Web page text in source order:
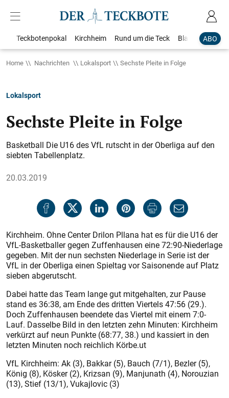
ABO
Teckbotenpokal Kirchheim Rund um die Teck Blaulicht
Home Nachrichten Lokalsport Sechste Pleite in Folge
Lokalsport
Sechste Pleite in Folge
Basketball Die U16 des VfL rutscht in der Oberliga auf den
siebten Tabellenplatz.
20.03.2019
Kirchheim. Ohne Center Drilon Pllana hat es für die U16 der
VfL-Basketballer gegen Zuffenhausen eine 72:90-Niederlage
gegeben. Mit der nun sechsten Niederlage in Serie ist der
VfL in der Oberliga einen Spieltag vor Saisonende auf Platz
sieben abgerutscht.
Dabei hatte das Team lange gut mitgehalten, zur Pause
stand es 36:38, am Ende des dritten Viertels 47:56 (29.).
Doch Zuffenhausen beendete das Viertel mit einem 7:0-
Lauf. Dasselbe Bild in den letzten zehn Minuten: Kirchheim
verkürzt auf neun Punkte (68:77, 38.) und kassiert in den
letzten Minuten noch reichlich Körbe.ut
VfL Kirchheim: Ak (3), Bakkar (5), Bauch (7/1), Bezler (5),
König (8), Kösker (2), Krizsan (9), Manjunath (4), Norouzian
(13), Stief (13/1), Vukajlovic (3)